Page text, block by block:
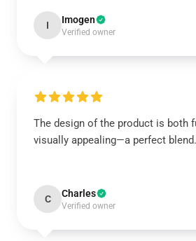
I Imogen
Verified owner
The design of the product is both
visually appealing—a perfect blend.
C Charles
Verified owner